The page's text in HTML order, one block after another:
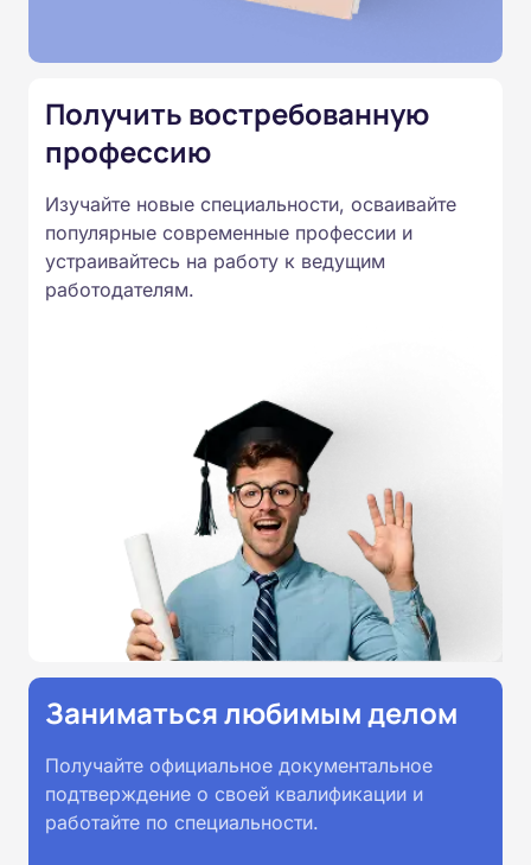
Подготовка ведется по всем
России от 14.07.2023 N 534 в
соответствии с Федеральными
образовательными стандартами
профессионального образования.
Удостоверения и дипломы о
Получить востребованную
профессию
Изучайте новые специальности, осваивайте
популярные современные профессии и
устраивайтесь на работу к ведущим
работодателям.
Заниматься любимым делом
Получайте официальное документальное
подтверждение о своей квалификации и
работайте по специальности.